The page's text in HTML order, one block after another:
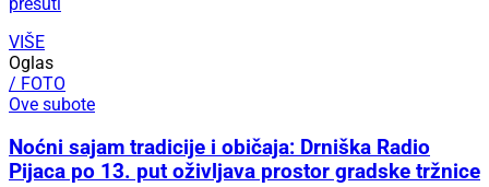
prešuti
VIŠE
Oglas
/ FOTO
Ove subote
Noćni sajam tradicije i običaja: Drniška Radio
Pijaca po 13. put oživljava prostor gradske tržnice